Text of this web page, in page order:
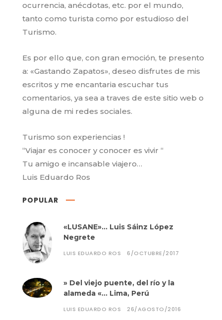
ocurrencia, anécdotas, etc. por el mundo,
tanto como turista como por estudioso del
Turismo.
Es por ello que, con gran emoción, te presento
a: «Gastando Zapatos», deseo disfrutes de mis
escritos y me encantaria escuchar tus
comentarios, ya sea a traves de este sitio web o
alguna de mi redes sociales.
Turismo son experiencias !
“Viajar es conocer y conocer es vivir “
Tu amigo e incansable viajero…
Luis Eduardo Ros
POPULAR
«LUSANE»… Luis Sáinz López
Negrete
LUIS EDUARDO ROS 6/OCTUBRE/2017
» Del viejo puente, del río y la
alameda «… Lima, Perú
LUIS EDUARDO ROS 26/AGOSTO/2016